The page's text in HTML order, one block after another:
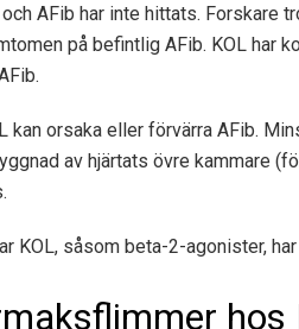
AFib har inte hittats. Forskare
på befintlig AFib. KOL har
kan orsaka eller förvärra AFib.
av hjärtats övre kammare
KOL, såsom beta-2-agonister,
hos